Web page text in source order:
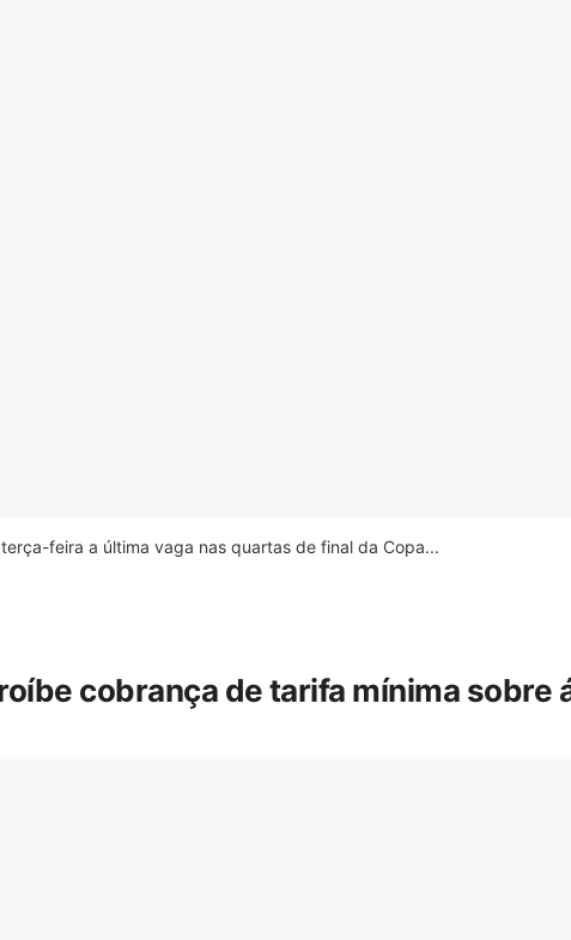
feira a última vaga nas quartas de final da Copa...
cobrança de tarifa mínima sobre